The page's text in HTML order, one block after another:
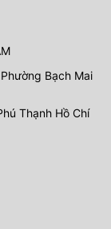
Bạch Mai
Thạnh Hồ Chí